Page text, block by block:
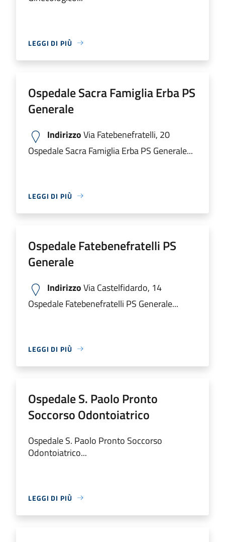
LEGGI DI PIÙ
Ospedale Sacra Famiglia Erba PS
Generale
IndirizzoVia Fatebenefratelli, 20
Ospedale Sacra Famiglia Erba PS Generale...
LEGGI DI PIÙ
Ospedale Fatebenefratelli PS
Generale
IndirizzoVia Castelfidardo, 14
Ospedale Fatebenefratelli PS Generale...
LEGGI DI PIÙ
Ospedale S. Paolo Pronto
Soccorso Odontoiatrico
Ospedale S. Paolo Pronto Soccorso
Odontoiatrico...
LEGGI DI PIÙ